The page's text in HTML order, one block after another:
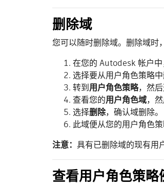
删除域
您可以随时删除域。删除域时
在您的 Autodesk 帐户
选择要从用户角色策略中
转到用户角色策略，然
查看您的用户角色域，
选择删除，确认域删除。
此域便从您的用户角色
注意： 具有已删除域的现有用
查看用户角色策略